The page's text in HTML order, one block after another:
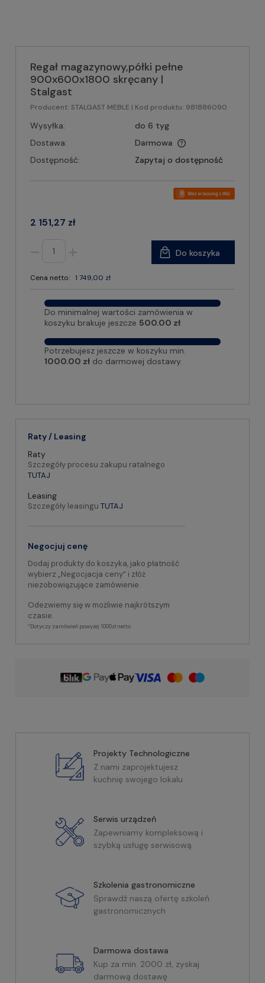
Regał magazynowy,półki pełne
900x600x1800 skręcany |
Stalgast
Producent: STALGAST MEBLE | Kod produktu: 981886090
Wysyłka:
do 6 tyg
Dostawa:
Darmowa
Dostępność:
Zapytaj o dostępność
2 151,27 zł
Cena netto: 1 749,00 zł
Do koszyka
Do minimalnej wartości zamówienia w
koszyku brakuje jeszcze 500.00 zł.
Potrzebujesz jeszcze w koszyku min.
1000.00 zł do darmowej dostawy.
Raty / Leasing
Raty
Szczegóły procesu zakupu ratalnego
TUTAJ
Leasing
Szczegóły leasingu TUTAJ
Negocjuj cenę
Dodaj produkty do koszyka, jako płatność
wybierz „Negocjacja ceny” i złóż
niezobowiązujące zamówienie.
Odezwiemy się w możliwie najkrótszym
czasie.
*Dotyczy zamówień powyżej 1000zł netto
Projekty Technologiczne
Z nami zaprojektujesz
kuchnię swojego lokalu
Serwis urządzeń
Zapewniamy kompleksową i
szybką usługę serwisową
Szkolenia gastronomiczne
Sprawdź naszą ofertę szkoleń
gastronomicznych
Darmowa dostawa
Kup za min. 2000 zł, zyskaj
darmową dostawę